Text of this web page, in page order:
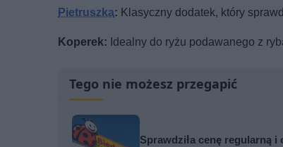
Pietruszka: Klasyczny dodatek, który
Koperek: Idealny do ryżu podawanego z
Tego nie możesz przegapić
Sprawdziła cenę regularną